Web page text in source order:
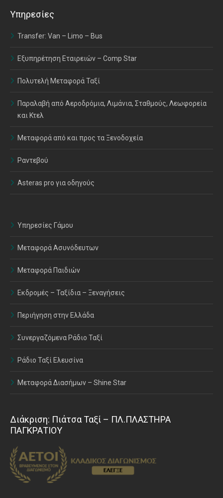
Υπηρεσίες
Transfer: Van – Limo – Bus
Εξυπηρέτηση Εταιρειών – Comp Star
Πολυτελή Μεταφορά Ταξί
Παραλαβή από Αεροδρόμια, Λιμάνια, Σταθμούς, Λεωφορεία
και Κτελ
Μεταφορά από και προς τα Ξενοδοχεία
Ραντεβού
Asteras pro για οδηγούς
Υπηρεσίες Γάμου
Μεταφορά Ασυνόδευτων
Μεταφορά Παιδιών
Εκδρομές – Ταξίδια – Ξεναγήσεις
Περιήγηση στην Ελλάδα
Συνεργαζόμενα Ράδιο Ταξί
Ράδιο Ταξί Ελευσίνα
Μεταφορά Διασήμων – Shine Star
Διάκριση: Πιάτσα Ταξί – ΠΛ.ΠΛΑΣΤΗΡΑ
ΠΑΓΚΡΑΤΙΟΥ